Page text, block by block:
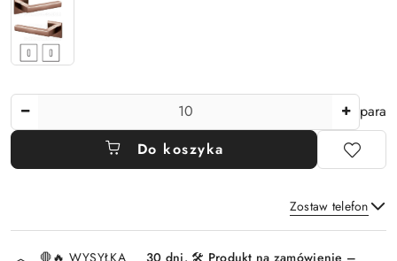
para
Do koszyka
Zostaw telefon
Dostępność
🛑🔥 WYSYŁKA
30 dni. 🛠️ Produkt na zamówienie –